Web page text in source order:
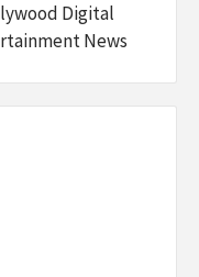
Digital
News